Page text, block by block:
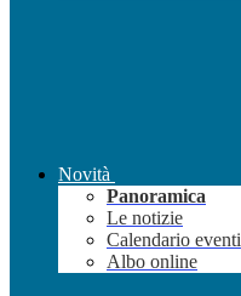
Novità
Panoramica
Le notizie
Calendario eventi
Albo online